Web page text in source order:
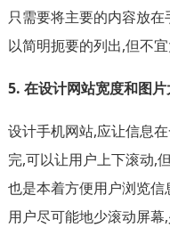
只需要将主要的内容放
以简明扼要的列出,但不宜
5. 在设计网站宽度和图片
设计手机网站,应让信息
完,可以让用户上下滚动,
也是本着方便用户浏览
用户尽可能地少滚动屏